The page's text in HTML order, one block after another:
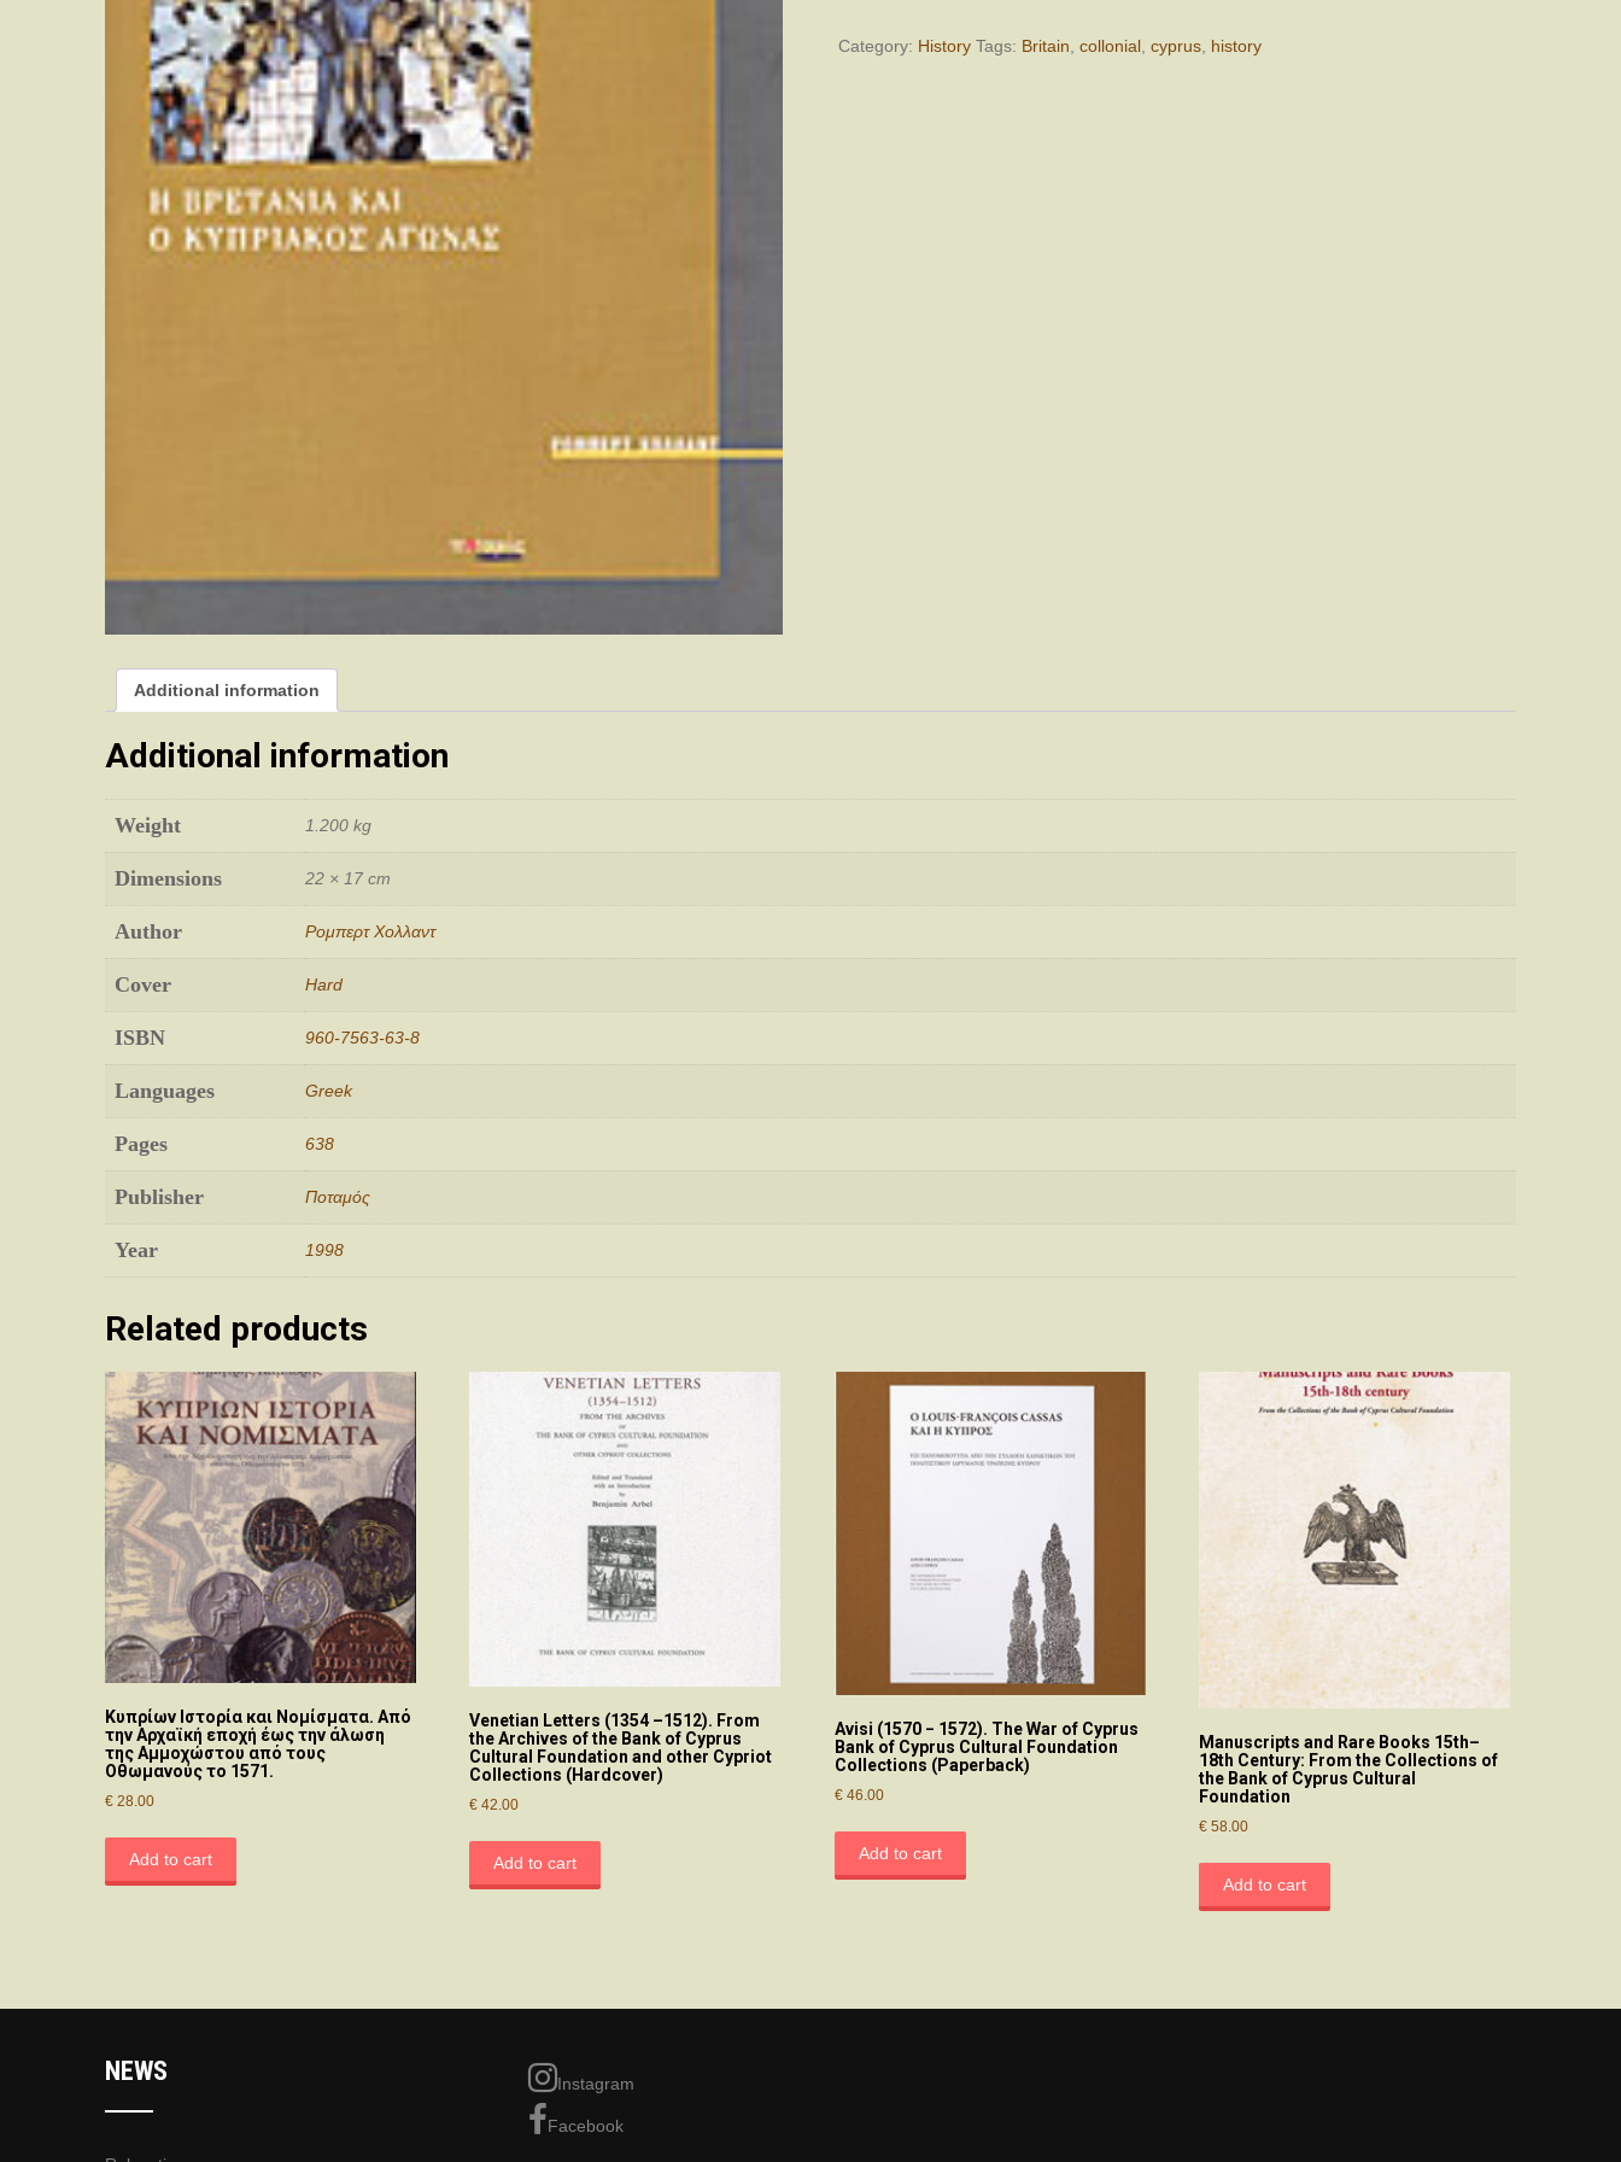
Κυπριακός
Category: History Tags: Britain ,collonial ,cyprus history
Additional information
Additional information
Weight 1.200 kg
Dimensions 22 × 17 cm
Author Ρομπερτ Χολλαντ
Cover Hard
ISBN 960-7563-63-8
Languages Greek
Pages 638
Publisher Ποταμός
Year 1998
Related products
Κυπρίων Ιστορία και Νομίσματα. Από
την Αρχαϊκή εποχή έως την άλωση
της Αμμοχώστου από τους
Οθωμανούς το 1571.
€ 28.00
Add to cart
Venetian Letters (1354 –1512). From
the Archives of the Bank of Cyprus
Cultural Foundation and other Cypriot
Collections (Hardcover)
€ 42.00
Add to cart
Avisi (1570 − 1572). The War of Cyprus
Bank of Cyprus Cultural Foundation
Collections (Paperback)
€46.00
Add to cart
Manuscripts and Rare Books 15th–
18th Century: From the Collections of
the Bank of Cyprus Cultural
Foundation
€ 58.00
Add to cart
NEWS Instagram
Facebook